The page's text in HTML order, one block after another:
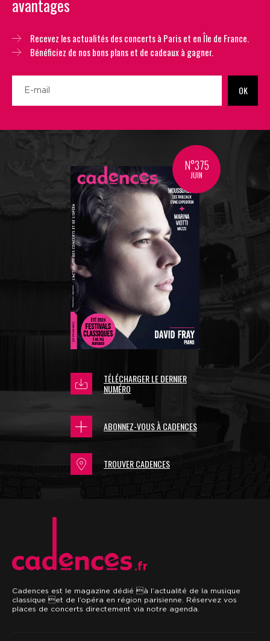
avantages
Recevez les actualités des concerts à Paris et en Île de France.
Bénéficiez de nos bons plans et de cadeaux à gagner.
OK
N°375
JUIN
TÉLÉCHARGER LE DERNIER
NUMÉRO
ABONNEZ-VOUS À CADENCES
TROUVER CADENCES
.fr
Cadences est le magazine dédié à l’actualité de la musique
classique et de l’opéra en région parisienne. Réservez vos
places de concerts directement via notre agenda.